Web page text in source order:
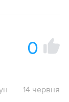
0
14 червня